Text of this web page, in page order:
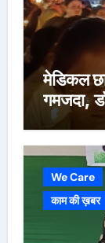
मेडिकल
गमजदा,
We Care
काम की ख़बर